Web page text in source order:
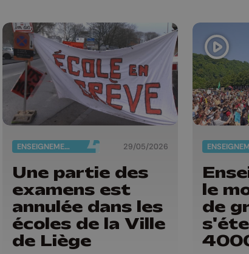
ENSEIGNEMENT 29/05/2026
Une partie des
examens est
annulée dans les
écoles de la Ville
de Liège
le
de